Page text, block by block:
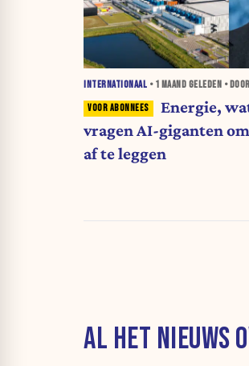
INTERNATIONAAL • 1 MAAND GELEDEN •
Energie,
vragen AI-giganten
af te leggen
AL HET NIEUWS